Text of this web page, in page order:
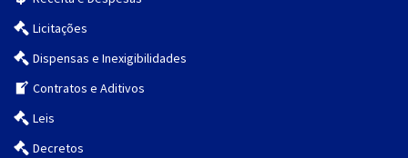
Licitações
Dispensas e Inexigibilidades
Contratos e Aditivos
Leis
Decretos